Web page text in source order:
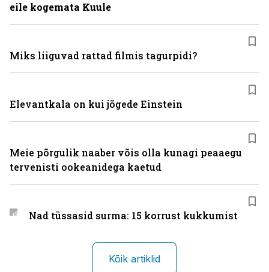
eile kogemata Kuule
Miks liiguvad rattad filmis tagurpidi?
Elevantkala on kui jõgede Einstein
Meie põrgulik naaber võis olla kunagi peaaegu
tervenisti ookeanidega kaetud
Nad tüssasid surma: 15 korrust kukkumist
Kõik artiklid